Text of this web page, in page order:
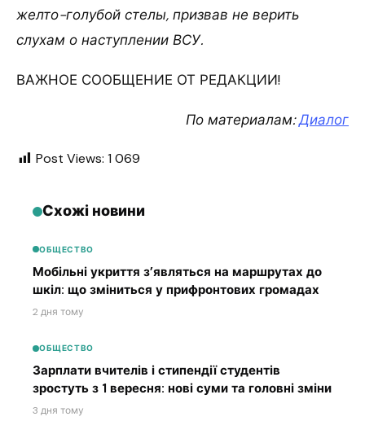
желто-голубой стелы, призвав не верить
слухам о наступлении ВСУ.
ВАЖНОЕ СООБЩЕНИЕ ОТ РЕДАКЦИИ!
По материалам:Диалог
Post Views: 1 069
Схожі новини
ОБЩЕСТВО
Мобільні укриття з’являться на маршрутах до
шкіл: що зміниться у прифронтових громадах
2 дня тому
ОБЩЕСТВО
Зарплати вчителів і стипендії студентів
зростуть з 1 вересня: нові суми та головні зміни
3 дня тому